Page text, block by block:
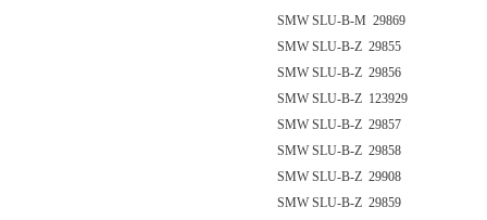
SMW SLU-B-M 29869
SMW SLU-B-Z 29855
SMW SLU-B-Z 29856
SMW SLU-B-Z 123929
SMW SLU-B-Z 29857
SMW SLU-B-Z 29858
SMW SLU-B-Z 29908
SMW SLU-B-Z 29859